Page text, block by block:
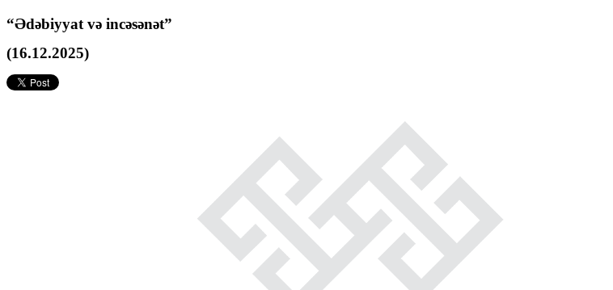
“Ədəbiyyat və incəsənət”
(16.12.2025)